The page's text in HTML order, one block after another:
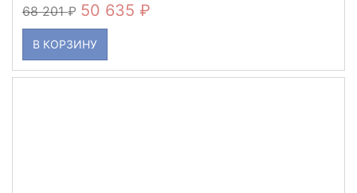
68 201
50 635
В КОРЗИНУ